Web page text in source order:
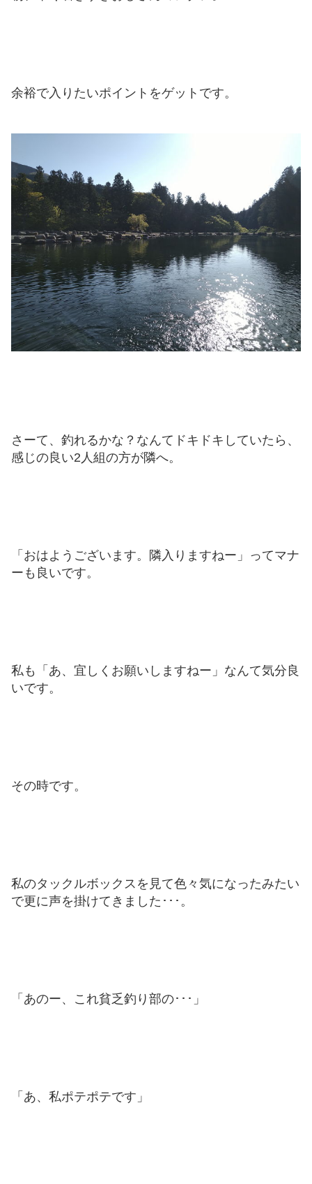
余裕で入りたいポイントをゲットです。
さーて、釣れるかな？なんてドキドキしていたら、
感じの良い2人組の方が隣へ。
「おはようございます。隣入りますねー」ってマナ
ーも良いです。
私も「あ、宜しくお願いしますねー」なんて気分良
いです。
その時です。
私のタックルボックスを見て色々気になったみたい
で更に声を掛けてきました･･･。
「あのー、これ貧乏釣り部の･･･」
「あ、私ポテポテです」